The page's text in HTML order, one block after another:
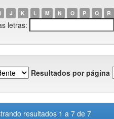
I J K L M N O P Q R
letras:
Resultados por página
resultados 1 a 7 de 7